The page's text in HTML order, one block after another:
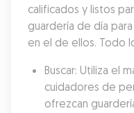
calificados y listos
guardería de día
en el de ellos. Todo
Buscar: Utiliza el
cuidadores de
ofrezcan